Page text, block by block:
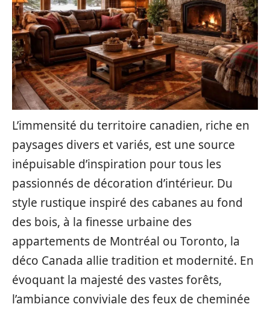
L’immensité du territoire canadien, riche en
paysages divers et variés, est une source
inépuisable d’inspiration pour tous les
passionnés de décoration d’intérieur. Du
style rustique inspiré des cabanes au fond
des bois, à la finesse urbaine des
appartements de Montréal ou Toronto, la
déco Canada allie tradition et modernité. En
évoquant la majesté des vastes forêts,
l’ambiance conviviale des feux de cheminée